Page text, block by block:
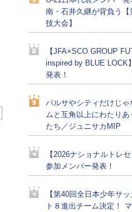
南・石井久継が背負う【
技大会】
【JFA×SCO GROUP
inspired by BLUE LOCK
発表！
バルサやシティだけじ
ムと互角以上にわたり
たち／ジュニサカMIP
【2026ナショナルトレ
参加メンバー発表！
【第40回全日本少年サ
ト８進出チーム決定！